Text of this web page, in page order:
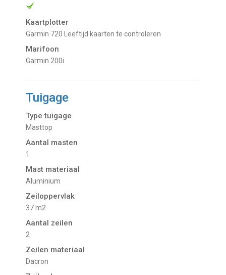
Kaartplotter
Garmin 720 Leeftijd kaarten te controleren
Marifoon
Garmin 200i
Tuigage
Type tuigage
Masttop
Aantal masten
1
Mast materiaal
Aluminium
Zeiloppervlak
37 m2
Aantal zeilen
2
Zeilen materiaal
Dacron